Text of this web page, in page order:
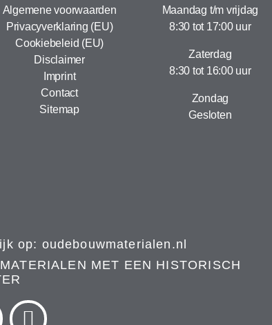
Algemene voorwaarden
Privacyverklaring (EU)
Cookiebeleid (EU)
Disclaimer
Imprint
Contact
Sitemap
Maandag t/m vrijdag
8:30 tot 17:00 uur
Zaterdag
8:30 tot 16:00 uur
Zondag
Gesloten
op: oudebouwmaterialen.nl
MET EEN HISTORISCH